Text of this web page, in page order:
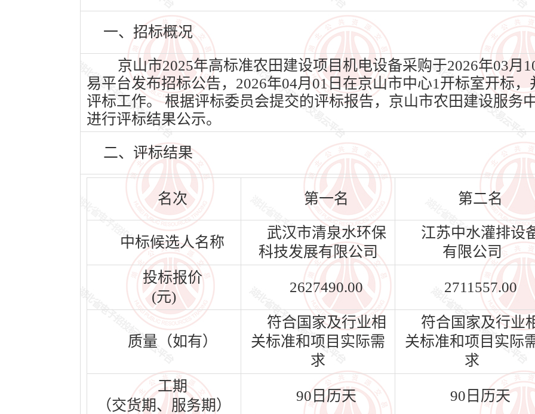
一、招标概况
京山市2025年高标准农田建设项目机电设备采购于2026年03月
易平台发布招标公告，2026年04月01日在京山市中心1开标室开标，
评标工作。 根据评标委员会提交的评标报告，京山市农田建设服务
进行评标结果公示。
二、评标结果
名次 第一名 第二名
中标候选人名称
武汉市清泉水环保
科技发展有限公司
江苏中水灌排设
有限公司
投标报价
(元)
2627490.00 2711557.00
质量（如有）
符合国家及行业相
关标准和项目实际需
求
符合国家及行业
关标准和项目实际
求
工期
（交货期、服务期）
90日历天 90日历天